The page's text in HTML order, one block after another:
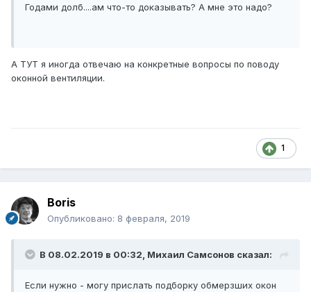
Годами долб....ам что-то доказывать? А мне это надо?
А ТУТ я иногда отвечаю на конкретные вопросы по поводу
оконной вентиляции.
1
Boris
Опубликовано: 8 февраля, 2019
В 08.02.2019 в 00:32, Михаил Самсонов сказал:
Если нужно - могу прислать подборку обмерзших окон